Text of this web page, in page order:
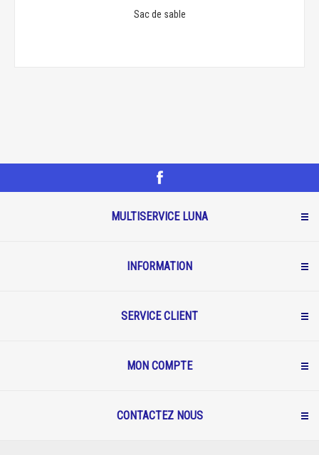
Sac de sable
MULTISERVICE LUNA
INFORMATION
SERVICE CLIENT
MON COMPTE
CONTACTEZ NOUS